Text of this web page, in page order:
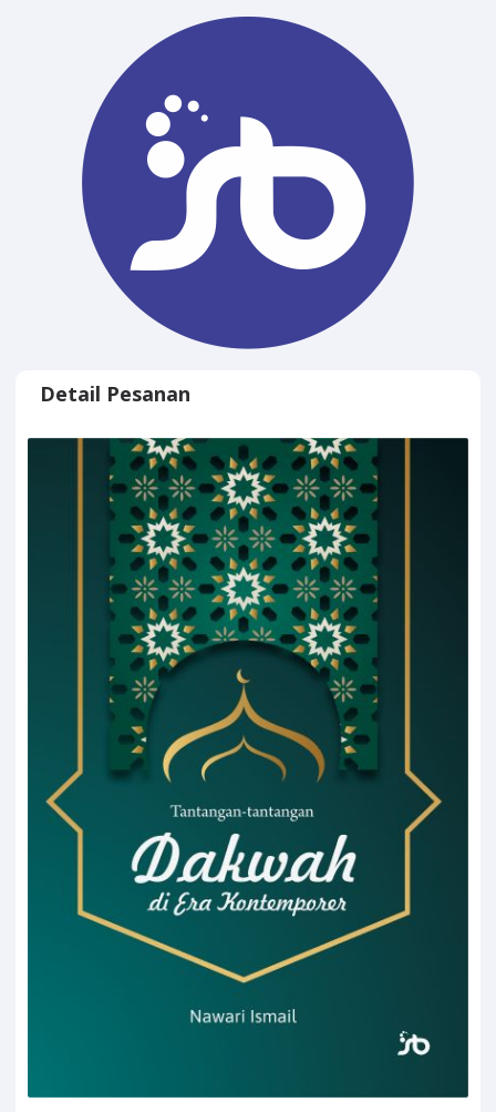
Detail Pesanan
Tantangan Dakwah di Era
Kontemporer